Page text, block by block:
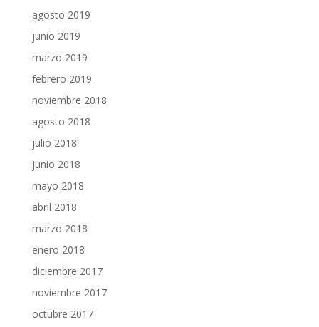
agosto 2019
junio 2019
marzo 2019
febrero 2019
noviembre 2018
agosto 2018
julio 2018
junio 2018
mayo 2018
abril 2018
marzo 2018
enero 2018
diciembre 2017
noviembre 2017
octubre 2017